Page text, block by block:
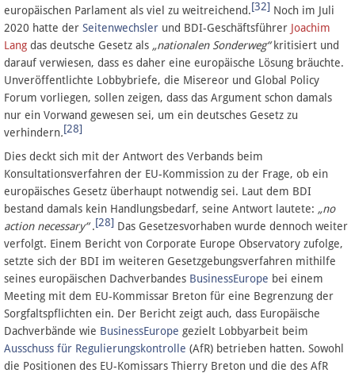
europäischen Parlament als viel zu weitreichend.[32] Noch im Juli
2020 hatte der Seitenwechsler und BDI-Geschäftsführer Joachim
Lang das deutsche Gesetz als „nationalen Sonderweg“kritisiert und
darauf verwiesen, dass es daher eine europäische Lösung bräuchte.
Unveröffentlichte Lobbybriefe, die Misereor und Global Policy
Forum vorliegen, sollen zeigen, dass das Argument schon damals
nur ein Vorwand gewesen sei, um ein deutsches Gesetz zu
verhindern.[28]
Dies deckt sich mit der Antwort des Verbands beim
Konsultationsverfahren der EU-Kommission zu der Frage, ob ein
europäisches Gesetz überhaupt notwendig sei. Laut dem BDI
bestand damals kein Handlungsbedarf, seine Antwort lautete: „no
action necessary“.[28] Das Gesetzesvorhaben wurde dennoch weiter
verfolgt. Einem Bericht von Corporate Europe Observatory zufolge,
setzte sich der BDI im weiteren Gesetzgebungsverfahren mithilfe
seines europäischen Dachverbandes BusinessEurope bei einem
Meeting mit dem EU-Kommissar Breton für eine Begrenzung der
Sorgfaltspflichten ein. Der Bericht zeigt auch, dass Europäische
Dachverbände wie BusinessEurope gezielt Lobbyarbeit beim
Ausschuss für Regulierungskontrolle (AfR) betrieben hatten. Sowohl
die Positionen des EU-Komissars Thierry Breton und die des AfR